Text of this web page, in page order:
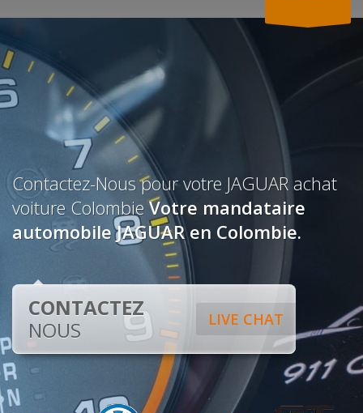
Contactez-Nous pour votre JAGUAR achat
voiture ColombieVotre mandataire
automobile JAGUAR en Colombie.
LIVE CHAT
CONTACTEZ
NOUS